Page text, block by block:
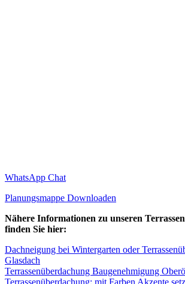
WhatsApp Chat
Planungsmappe Downloaden
Nähere Informationen zu unseren
finden Sie hier:
Dachneigung bei Wintergarten oder
Glasdach
Terrassenüberdachung Baugenehmigung
Terrassenüberdachung: mit Farben Akzente